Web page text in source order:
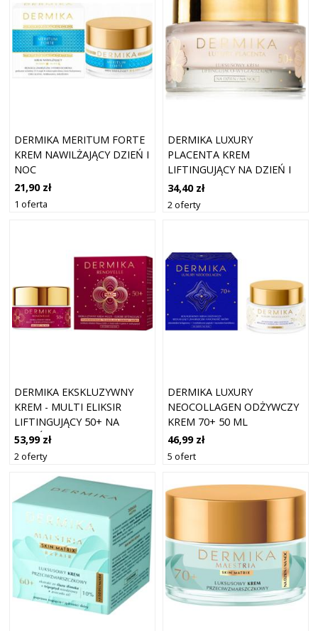
DERMIKA MERITUM FORTE
KREM NAWILŻAJĄCY DZIEŃ I
NOC
21,90 zł
1 oferta
DERMIKA LUXURY
PLACENTA KREM
LIFTINGUJĄCY NA DZIEŃ I
NA NOC 50+ 50 ML
34,40 zł
2 oferty
DERMIKA EKSKLUZYWNY
KREM - MULTI ELIKSIR
LIFTINGUJĄCY 50+ NA
DZIEŃ I NA NOC
53,99 zł
2 oferty
DERMIKA LUXURY
NEOCOLLAGEN ODŻYWCZY
KREM 70+ 50 ML
46,99 zł
5 ofert